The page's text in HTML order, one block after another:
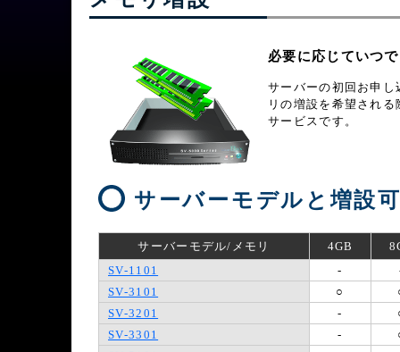
必要に応じていつ
サーバーの初回お申
リの増設を希望され
サービスです。
サーバーモデルと増設
サーバーモデル/メモリ 4GB
SV-1101
-
SV-3101
○
SV-3201
-
SV-3301
-